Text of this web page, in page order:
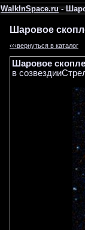
WalkInSpace.ru-
Шаровое
‹‹‹вернуться в каталог
Шаровое
в